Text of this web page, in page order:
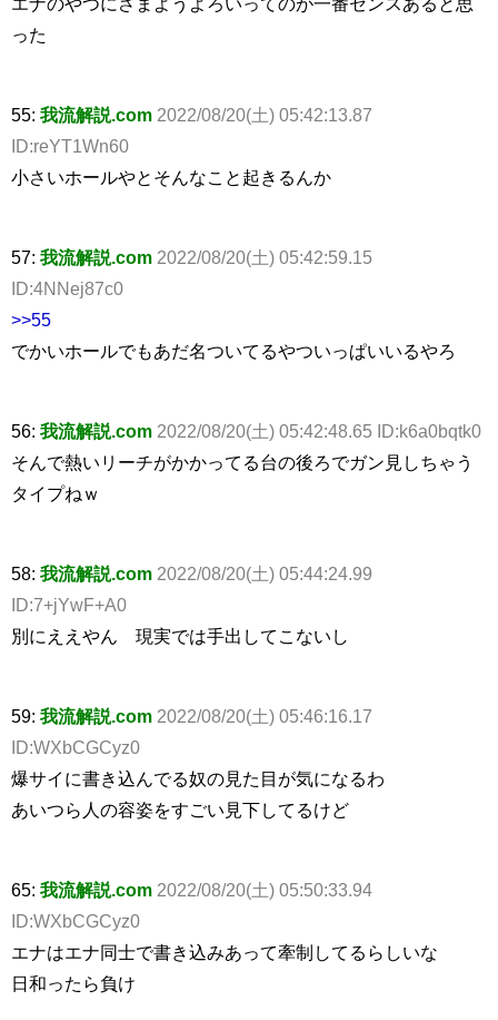
った
55: 我流解説.com 2022/08/20(土) 05:42:13.87
ID:reYT1Wn60
小さいホールやとそんなこと起きるんか
57: 我流解説.com 2022/08/20(土) 05:42:59.15
ID:4NNej87c0
>>55
でかいホールでもあだ名ついてるやついっぱいいるやろ
56: 我流解説.com 2022/08/20(土) 05:42:48.65 ID:k6a0bqtk0
そんで熱いリーチがかかってる台の後ろでガン見しちゃう
タイプねｗ
58: 我流解説.com 2022/08/20(土) 05:44:24.99
ID:7+jYwF+A0
別にええやん 現実では手出してこないし
59: 我流解説.com 2022/08/20(土) 05:46:16.17
ID:WXbCGCyz0
爆サイに書き込んでる奴の見た目が気になるわ
あいつら人の容姿をすごい見下してるけど
65: 我流解説.com 2022/08/20(土) 05:50:33.94
ID:WXbCGCyz0
エナはエナ同士で書き込みあって牽制してるらしいな
日和ったら負け